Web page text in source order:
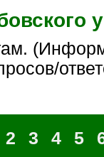
2 3 4 5